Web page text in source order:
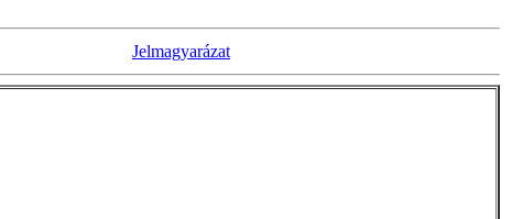
Jelmagyarázat